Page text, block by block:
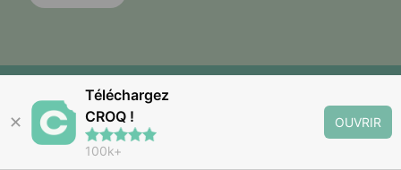
✕
Téléchargez
CROQ !
100k+
OUVRIR